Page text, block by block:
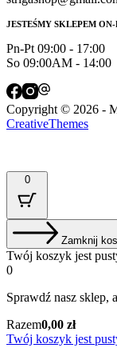
JESTEŚMY SKLEPEM
Pn-Pt 09:00 - 17:00
So 09:00AM - 14:00
Copyright © 2026 -
CreativeThemes
0
Zamknij
Twój koszyk jest
0
Sprawdź nasz sklep,
Suma
koszyka:
Razem0,00 zł
Twój koszyk jest